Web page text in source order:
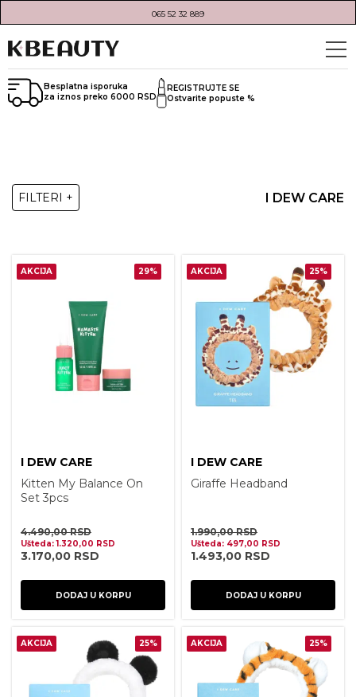
065 52 32 889
Besplatna isporuka
za iznos preko 6000 RSD
REGISTRUJTE SE
Ostvarite popuste %
FILTERI + I DEW CARE
AKCIJA 29%
I DEW CARE
Kitten My Balance On
Set 3pcs
4.490,00RSD
Ušteda:1.320,00 RSD
3.170,00 RSD
DODAJ U KORPU
AKCIJA 25%
I DEW CARE
Giraffe Headband
1.990,00RSD
Ušteda: 497,00 RSD
1.493,00 RSD
DODAJ U KORPU
AKCIJA 25% AKCIJA 25%